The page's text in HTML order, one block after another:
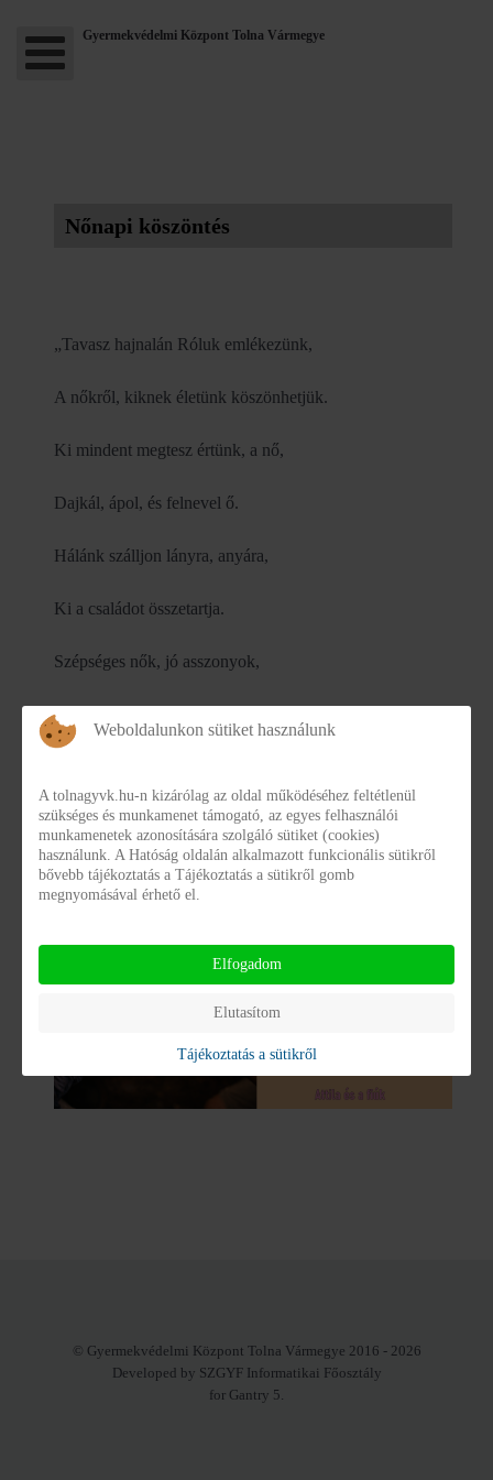
Gyermekvédelmi Központ Tolna Vármegye
Nőnapi köszöntés
„Tavasz hajnalán Róluk emlékezünk,
A nőkről, kiknek életünk köszönhetjük.
Ki mindent megtesz értünk, a nő,
Dajkál, ápol, és felnevel ő.
Hálánk szálljon lányra, anyára,
Ki a családot összetartja.
Szépséges nők, jó asszonyok,
Kívánunk boldog, víg nőnapot.”
© Gyermekvédelmi Központ Tolna Vármegye 2016 - 2026
Developed by SZGYF Informatikai Főosztály
for Gantry 5.
Weboldalunkon sütiket használunk
A tolnagyvk.hu-n kizárólag az oldal működéséhez feltétlenül
szükséges és munkamenet támogató, az egyes felhasználói
munkamenetek azonosítására szolgáló sütiket (cookies)
használunk. A Hatóság oldalán alkalmazott funkcionális sütikről
bővebb tájékoztatás a Tájékoztatás a sütikről gomb
megnyomásával érhető el.
Elfogadom
Elutasítom
Tájékoztatás a sütikről